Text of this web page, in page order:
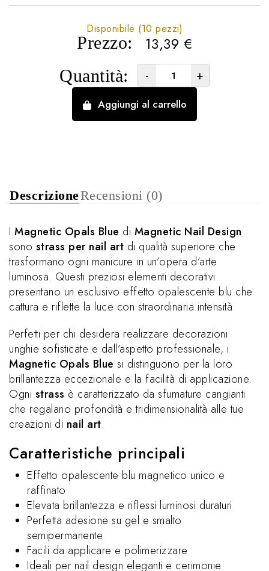
Prezzo: 13,39 €
Disponibile (10 pezzi)
Quantità: - +
Aggiungi al carrello
DescrizioneRecensioni (0)
I Magnetic Opals Blue di Magnetic Nail Design
sono strass per nail art di qualità superiore che
trasformano ogni manicure in un’opera d’arte
luminosa. Questi preziosi elementi decorativi
presentano un esclusivo effetto opalescente blu che
cattura e riflette la luce con straordinaria intensità.
Perfetti per chi desidera realizzare decorazioni
unghie sofisticate e dall’aspetto professionale, i
Magnetic Opals Blue si distinguono per la loro
brillantezza eccezionale e la facilità di applicazione.
Ogni strass è caratterizzato da sfumature cangianti
che regalano profondità e tridimensionalità alle tue
creazioni di nail art.
Caratteristiche principali
Effetto opalescente blu magnetico unico e
raffinato
Elevata brillantezza e riflessi luminosi duraturi
Perfetta adesione su gel e smalto
semipermanente
Facili da applicare e polimerizzare
Ideali per nail design eleganti e cerimonie